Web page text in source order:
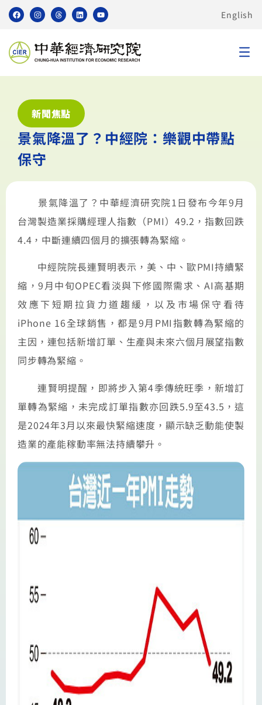
English
新聞焦點
景氣降溫了？中經院：樂觀中帶點
保守
景氣降溫了？中華經濟研究院1日發布今年9月
台灣製造業採購經理人指數（PMI）49.2，指數回跌
4.4，中斷連續四個月的擴張轉為緊縮。
中經院院長連賢明表示，美、中、歐PMI持續緊
縮，9月中旬OPEC看淡與下修國際需求、AI高基期
效應下短期拉貨力道趨緩，以及市場保守看待
iPhone 16全球銷售，都是9月PMI指數轉為緊縮的
主因，連包括新增訂單、生產與未來六個月展望指數
同步轉為緊縮。
連賢明提醒，即將步入第4季傳統旺季，新增訂
單轉為緊縮，未完成訂單指數亦回跌5.9至43.5，這
是2024年3月以來最快緊縮速度，顯示缺乏動能使製
造業的產能稼動率無法持續攀升。